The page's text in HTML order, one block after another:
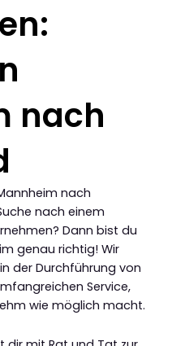
nach
nach
nach einem
Dann bist du
genau richtig! Wir
der Durchführung von
Service,
wie möglich macht.